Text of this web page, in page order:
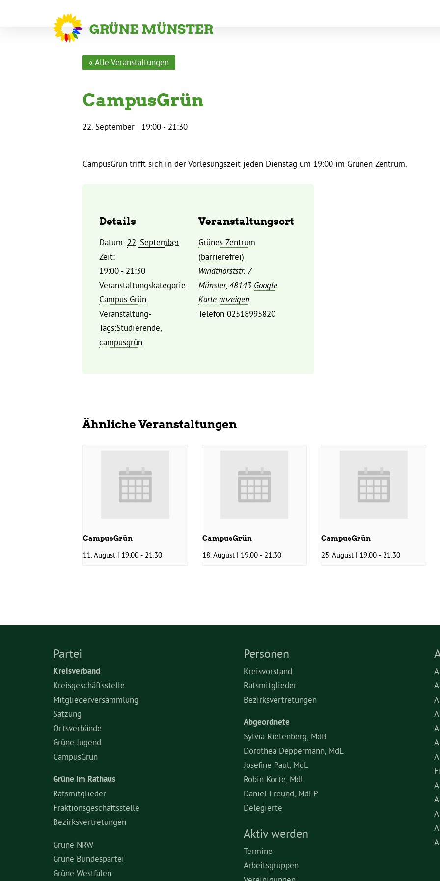
« Alle Veranstaltungen
CampusGrün
22. September | 19:00 - 21:30
CampusGrün trifft sich in der Vorlesungszeit jeden Dienstag um 19:00 im Grünen Zentrum.
Details
Datum: 22. September
Zeit:
19:00 - 21:30
Veranstaltungskategorie:
Campus Grün
Veranstaltung-
Tags:Studierende
campusgrün
Veranstaltungsort
Grünes Zentrum
(barrierefrei)
Windthorststr. 7
Münster, 48143 Google
Karte anzeigen
Telefon 02518995820
Ähnliche Veranstaltungen
CampusGrün
11. August | 19:00 - 21:30
CampusGrün
18. August | 19:00 - 21:30
CampusGrün
25. August | 19:00 - 21:30
Partei
Kreisverband
Kreisgeschäftsstelle
Mitgliederversammlung
Satzung
Ortsverbände
Grüne Jugend
CampusGrün
Grüne im Rathaus
Ratsmitglieder
Fraktionsgeschäftsstelle
Bezirksvertretungen
Grüne NRW
Grüne Bundespartei
Grüne Westfalen
Personen
Kreisvorstand
Ratsmitglieder
Bezirksvertretungen
Abgeordnete
Sylvia Rietenberg, MdB
Dorothea Deppermann, MdL
Josefine Paul, MdL
Robin Korte, MdL
Daniel Freund, MdEP
Delegierte
Aktiv werden
Termine
Arbeitsgruppen